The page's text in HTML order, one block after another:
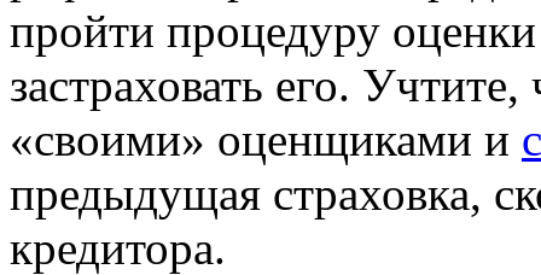
пройти процедуру
застраховать его.
«своими» оценщиками и
предыдущая страховка,
кредитора.